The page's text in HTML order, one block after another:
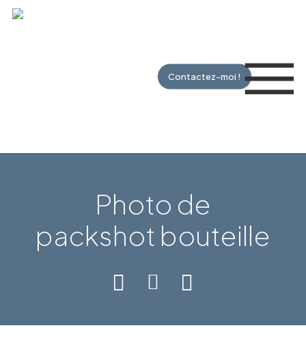
Skip
Contactez-moi !
Photo de
packshot bouteille